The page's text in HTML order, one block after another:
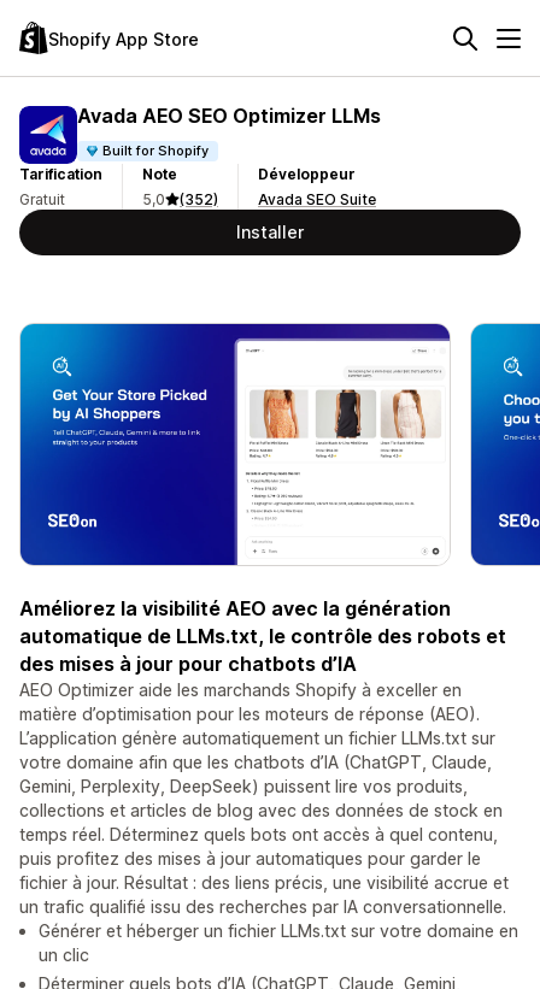
Shopify App Store
Avada AEO SEO Optimizer LLMs
Built for Shopify
Tarification
Gratuit
Note
5,0
(352)
Développeur
Avada SEO Suite
Installer
Améliorez la visibilité AEO avec la génération
automatique de LLMs.txt, le contrôle des robots et
des mises à jour pour chatbots d’IA
AEO Optimizer aide les marchands Shopify à exceller en
matière d’optimisation pour les moteurs de réponse (AEO).
L’application génère automatiquement un fichier LLMs.txt sur
votre domaine afin que les chatbots d’IA (ChatGPT, Claude,
Gemini, Perplexity, DeepSeek) puissent lire vos produits,
collections et articles de blog avec des données de stock en
temps réel. Déterminez quels bots ont accès à quel contenu,
puis profitez des mises à jour automatiques pour garder le
fichier à jour. Résultat : des liens précis, une visibilité accrue et
un trafic qualifié issu des recherches par IA conversationnelle.
Générer et héberger un fichier LLMs.txt sur votre domaine en
un clic
Déterminer quels bots d’IA (ChatGPT, Claude, Gemini,